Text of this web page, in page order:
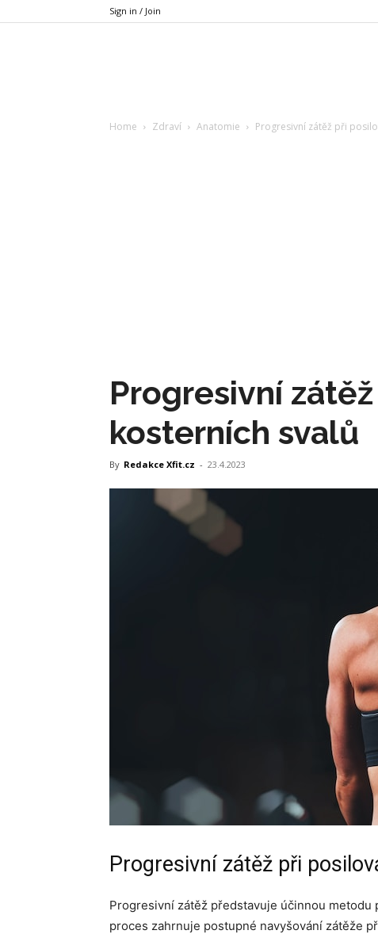
Sign in / Join
Home Zdraví Anatomie Progresivní zátěž při
Progresivní
kosterních svalů
By Redakce Xfit.cz - 23.4.2023
Progresivní zátěž při
Progresivní zátěž představuje účinnou
proces zahrnuje postupné navyšování zátěže